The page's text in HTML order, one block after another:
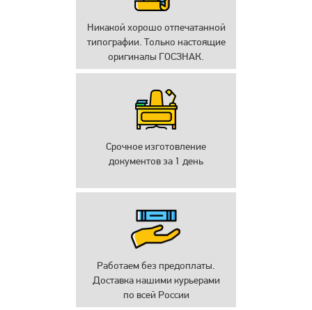
Никакой хорошо отпечатанной
типографии. Только настоящие
оригиналы ГОСЗНАК.
Срочное изготовление
документов за 1 день
Работаем без предоплаты.
Доставка нашими курьерами
по всей России